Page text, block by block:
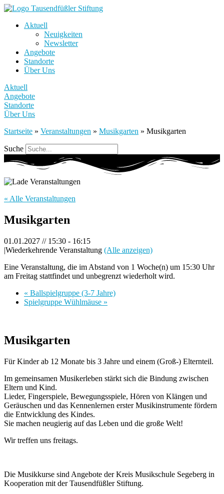
Aktuell
Neuigkeiten
Newsletter
Angebote
Standorte
Über Uns
Aktuell
Angebote
Standorte
Über Uns
Startseite » Veranstaltungen » Musikgarten » Musikgarten
Suche
« Alle Veranstaltungen
Musikgarten
01.01.2027 // 15:30 - 16:15
|Wiederkehrende Veranstaltung (Alle anzeigen)
Eine Veranstaltung, die im Abstand von 1 Woche(n) um 15:30 Uhr
am Freitag stattfindet und unbegrenzt wiederholt wird.
« Ballspielgruppe (3-7 Jahre)
Spielgruppe Wühlmäuse »
Musikgarten
Für Kinder ab 12 Monate bis 3 Jahre und einem (Groß-) Elternteil.
Im gemeinsamen Musikerleben stärkt sich die Bindung zwischen
Eltern und Kind.
Lieder, Fingerspiele, Bewegungsspiele, Hören von Klängen und
Geräuschen und das Kennenlernen erster Musikinstrumente fördern
die Entwicklung des Kindes.
Sie machen neugierig auf das Leben und die große Welt!
Wir treffen uns freitags.
Die Musikkurse sind Angebote der Kreis Musikschule Segeberg in
Kooperation mit der Tausendfüßler Stiftung.